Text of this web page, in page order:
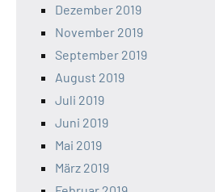
Dezember 2019
November 2019
September 2019
August 2019
Juli 2019
Juni 2019
Mai 2019
März 2019